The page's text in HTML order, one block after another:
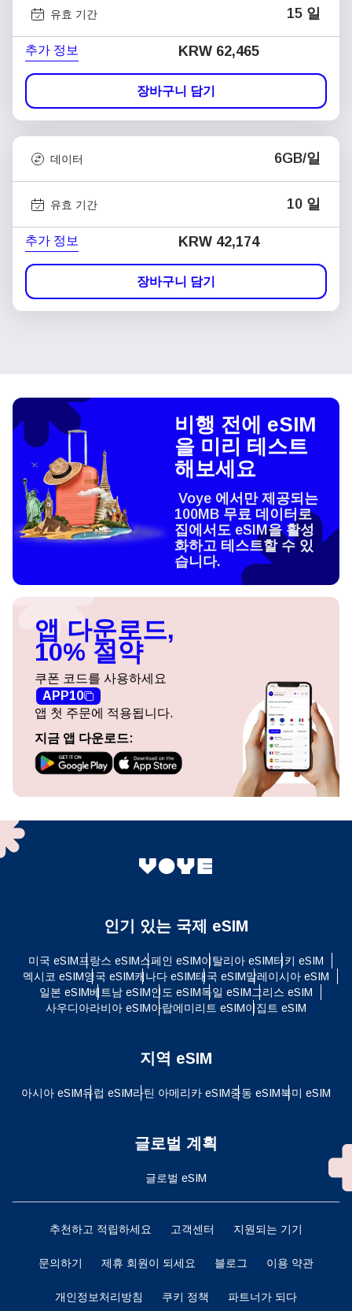
유효 기간 15 일
추가 정보 KRW 62,465
장바구니 담기
데이터 6GB/일
유효 기간 10 일
추가 정보 KRW 42,174
장바구니 담기
비행 전에 eSIM
을 미리 테스트
해보세요
Voye 에서만 제공되는
100MB 무료 데이터로
집에서도 eSIM을 활성
화하고 테스트할 수 있
습니다.
앱 다운로드,
10% 절약
쿠폰 코드를 사용하세요
APP10
앱 첫 주문에 적용됩니다.
지금 앱 다운로드:
인기 있는 국제 eSIM
미국 eSIM프랑스 eSIM스페인 eSIM이탈리아 eSIM터키 eSIM
멕시코 eSIM영국 eSIM캐나다 eSIM태국 eSIM말레이시아 eSIM
일본 eSIM베트남 eSIM인도 eSIM독일 eSIM그리스 eSIM
사우디아라비아 eSIM아랍에미리트 eSIM이집트 eSIM
지역 eSIM
아시아 eSIM유럽 ​​eSIM라틴 아메리카 eSIM중동 eSIM북미 eSIM
글로벌 계획
글로벌 eSIM
추천하고 적립하세요 고객센터 지원되는 기기
문의하기 제휴 회원이 되세요 블로그 이용 약관
개인정보처리방침 쿠키 정책 파트너가 되다